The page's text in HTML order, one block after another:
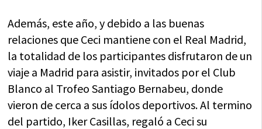
Además, este año, y debido a las buenas
relaciones que Ceci mantiene con el Real Madrid,
la totalidad de los participantes disfrutaron de un
viaje a Madrid para asistir, invitados por el Club
Blanco al Trofeo Santiago Bernabeu, donde
vieron de cerca a sus ídolos deportivos. Al termino
del partido, Iker Casillas, regaló a Ceci su